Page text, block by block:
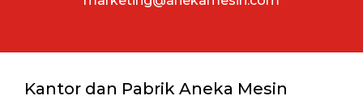
Kantor dan Pabrik Aneka Mesin